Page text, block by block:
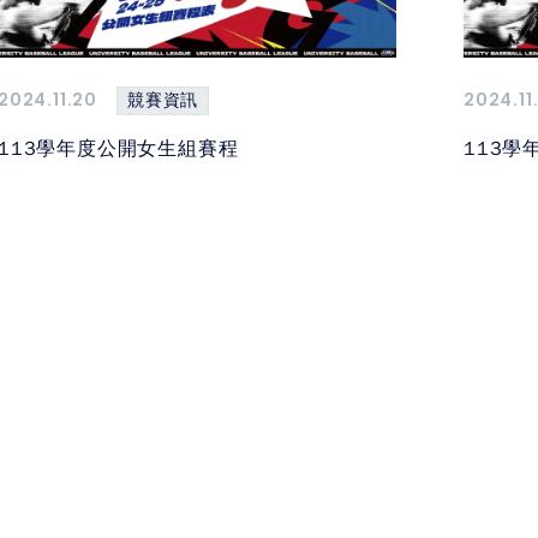
競賽資訊
學年度公開女生組賽程 113學